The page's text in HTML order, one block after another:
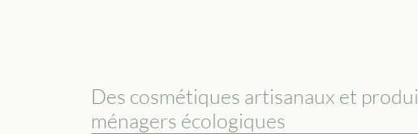
Des cosmétiques artisanaux et
ménagers écologiques